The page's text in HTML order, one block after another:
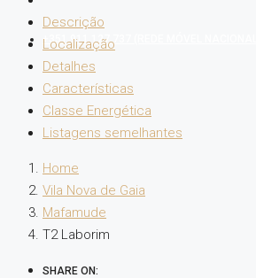
+351 911 127 737 (REDE MÓVEL NACIONAL)
Descrição
Localização
Detalhes
Características
Classe Energética
Listagens semelhantes
Home
Vila Nova de Gaia
Mafamude
T2 Laborim
SHARE ON: